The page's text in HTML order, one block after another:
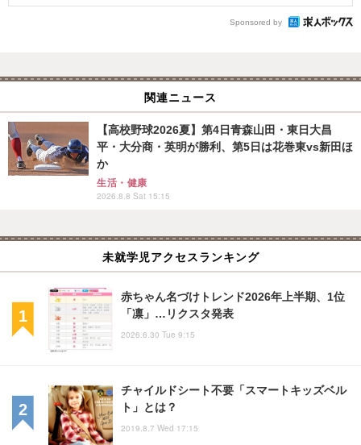
Sponsored by
関連ニュース
【高校野球2026夏】第4日青森山田・東日大昌
平・大分商・英明が勝利、第5日は花巻東vs新田ほ
か
生活・健康
2026.8.8 Sat 15:15
未就学児アクセスランキング
赤ちゃん名づけトレンド2026年上半期、1位
「凛」…リクスタ発表
2026.6.30 Tue 9:15
チャイルドシート不要「スマートキッズベル
ト」とは？
2019.8.7 Wed 17:15